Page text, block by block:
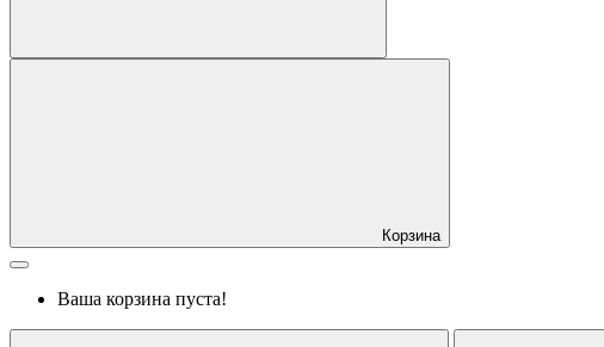
Корзина
Ваша корзина пуста!